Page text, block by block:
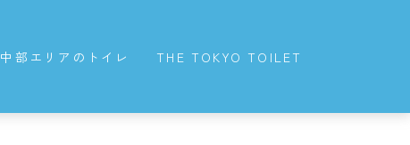
中部エリアのトイレ THE TOKYO TOILET